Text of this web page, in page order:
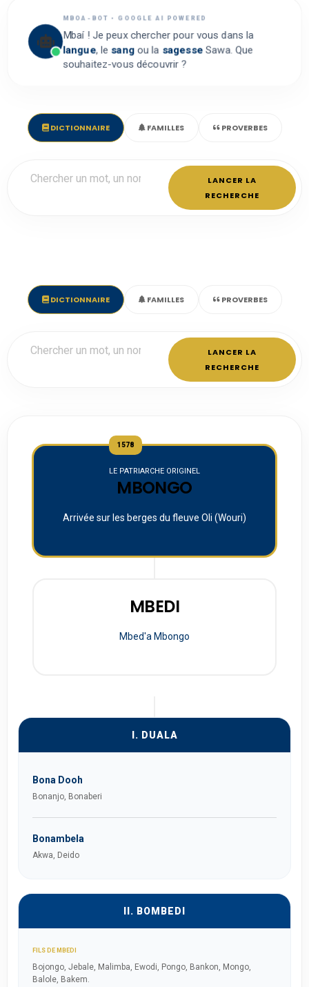
MBOA-BOT • GOOGLE AI POWERED
Mbaí ! Je peux chercher pour vous dans la
langue, le sangou la sagesse Sawa. Que
souhaitez-vous découvrir ?
DICTIONNAIRE FAMILLES PROVERBES
LANCER LA
RECHERCHE
DICTIONNAIRE FAMILLES PROVERBES
LANCER LA
RECHERCHE
1578
LE PATRIARCHE ORIGINEL
MBONGO
Arrivée sur les berges du fleuve Oli (Wouri)
MBEDI
Mbed'a Mbongo
I. DUALA
Bona Dooh
Bonanjo, Bonaberi
Bonambela
Akwa, Deido
II. BOMBEDI
FILS DE MBEDI
Bojongo, Jebale, Malimba, Ewodi, Pongo, Bankon, Mongo,
Balole, Bakem.